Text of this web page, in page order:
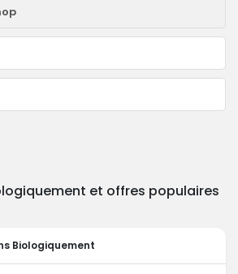
et offres populaires
Biologiquement